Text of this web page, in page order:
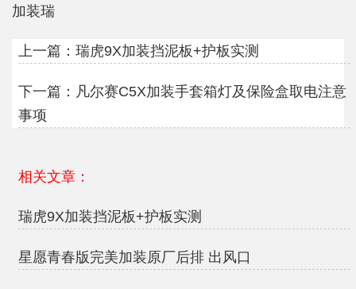
加装瑞
上一篇： 瑞虎9X加装挡泥板+护板实测
下一篇： 凡尔赛C5X加装手套箱灯及保险盒取电注意
事项
相关文章：
瑞虎9X加装挡泥板+护板实测
星愿青春版完美加装原厂后排 出风口